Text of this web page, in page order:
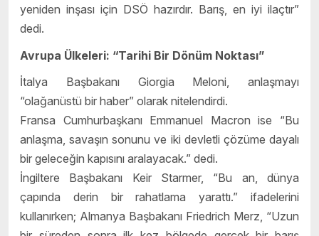
yeniden inşası için DSÖ hazırdır. Barış, en iyi ilaçtır”
dedi.
Avrupa Ülkeleri: “Tarihi Bir Dönüm Noktası”
İtalya Başbakanı Giorgia Meloni, anlaşmayı
“olağanüstü bir haber” olarak nitelendirdi.
Fransa Cumhurbaşkanı Emmanuel Macron ise “Bu
anlaşma, savaşın sonunu ve iki devletli çözüme dayalı
bir geleceğin kapısını aralayacak.” dedi.
İngiltere Başbakanı Keir Starmer, “Bu an, dünya
çapında derin bir rahatlama yarattı.” ifadelerini
kullanırken; Almanya Başbakanı Friedrich Merz, “Uzun